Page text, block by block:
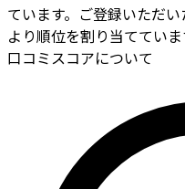
ています。ご登録いただ
より順位を割り当てていま
口コミスコアについて